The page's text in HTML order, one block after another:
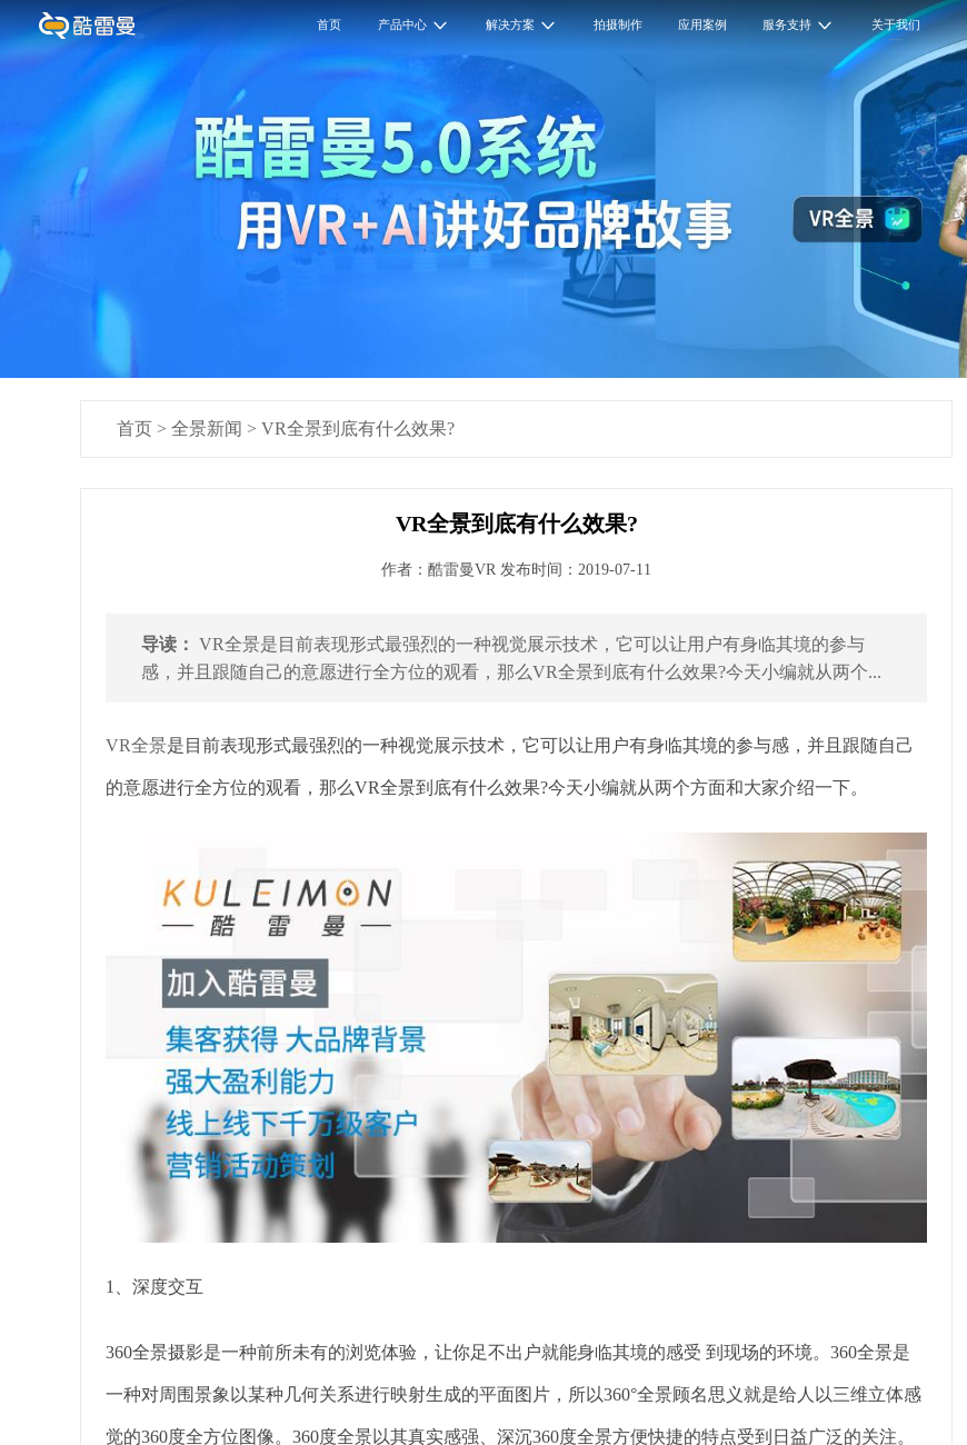
首页 产品中心 解决方案 拍摄制作 应用案例 服务支持 关于我们
首页 > 全景新闻 > VR全景到底有什么效果?
VR全景到底有什么效果?
作者：酷雷曼VR 发布时间：2019-07-11
导读： VR全景是目前表现形式最强烈的一种视觉展示技术，它可以让用户有身临其境的参与
感，并且跟随自己的意愿进行全方位的观看，那么VR全景到底有什么效果?今天小编就从两个...
VR全景是目前表现形式最强烈的一种视觉展示技术，它可以让用户有身临其境的参与感，并且跟随自己
的意愿进行全方位的观看，那么VR全景到底有什么效果?今天小编就从两个方面和大家介绍一下。
1、深度交互
360全景摄影是一种前所未有的浏览体验，让你足不出户就能身临其境的感受 到现场的环境。360全景是
一种对周围景象以某种几何关系进行映射生成的平面图片，所以360°全景顾名思义就是给人以三维立体感
觉的360度全方位图像。360度全景以其真实感强、深沉360度全景方便快捷的特点受到日益广泛的关注。